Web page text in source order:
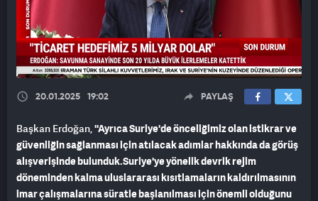
20.01.2025 19:02 PAYLAŞ
Başkan Erdoğan,''Ayrıca Suriye'de önceliğimiz olan istikrar ve
güvenliğin sağlanması için atılacak adımlar hakkında da görüş
alışverişinde bulunduk.Suriye'ye yönelik devrik rejim
döneminden kalma uluslararası kısıtlamaların kaldırılmasının
imar çalışmalarına süratle başlanılması için önemli olduğunu